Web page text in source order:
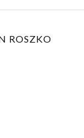
ROSZKO